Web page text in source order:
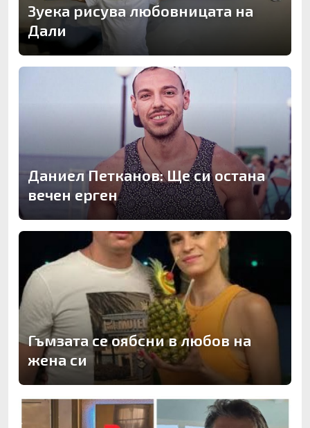
Зуека рисува любовницата на
Дали
Даниел Петканов: Ще си остана
вечен ерген
Гъмзата се оябсни в любов на
жена си